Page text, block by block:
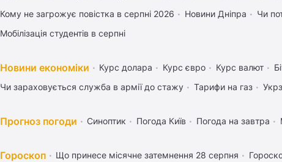
Кому не загрожує повістка в серпні 2026
Новини Дніпра Чи
Мобілізація студентів в серпні
Новини економіки Курс долара Курс євро Курс валют
Чи зараховується служба в армії до стажу
Тарифи на газ
Прогноз погоди Синоптик Погода Київ Погода на завтра
Гороскоп Що принесе місячне затемнення 28 серпня